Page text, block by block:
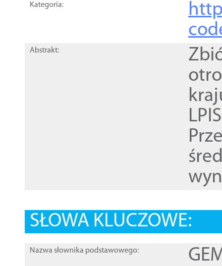
Kategoria:
Abstrakt:
SŁOWA KLUCZOWE:
Nazwa słownika podstawowego: